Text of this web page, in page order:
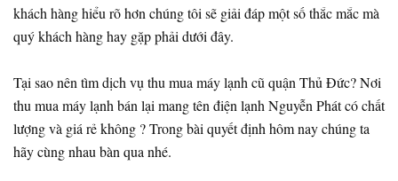
khách hàng hiểu rõ hơn chúng tôi sẽ giải đáp một số thắc mắc mà
quý khách hàng hay gặp phải dưới đây.
Tại sao nên tìm dịch vụ thu mua máy lạnh cũ quận Thủ Đức? Nơi
thu mua máy lạnh bán lại mang tên điện lạnh Nguyễn Phát có chất
lượng và giá rẻ không ? Trong bài quyết định hôm nay chúng ta
hãy cùng nhau bàn qua nhé.